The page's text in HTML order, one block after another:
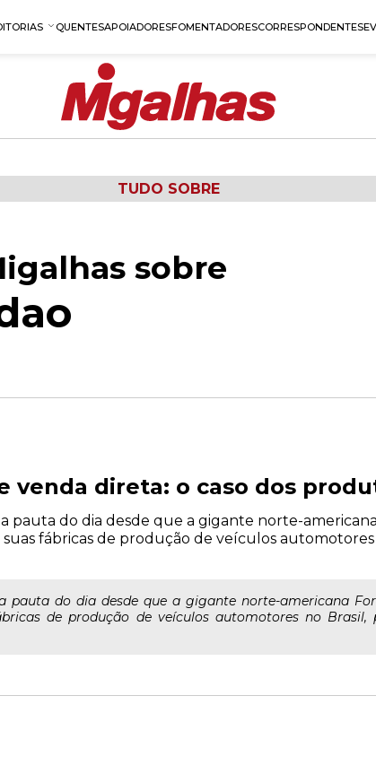
QUENTESAPOIADORESFOMENTADORESCORRESPONDENTES
TUDO SOBRE
sobre
venda direta: o caso dos
pauta do dia desde que a gigante norte-
fábricas de produção de veículos
pauta do dia desde que a gigante norte-americana
de produção de veículos automotores no